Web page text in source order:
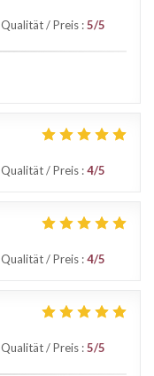
Qualität / Preis :5/5
Qualität / Preis :4/5
Qualität / Preis :4/5
Qualität / Preis :5/5